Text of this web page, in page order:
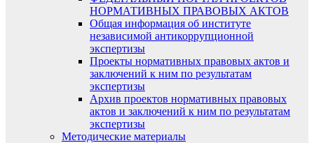
НОРМАТИВНЫХ ПРАВОВЫХ АКТОВ
Общая информация об институте
независимой антикоррупционной
экспертизы
Проекты нормативных правовых актов и
заключений к ним по результатам
экспертизы
Архив проектов нормативных правовых
актов и заключений к ним по результатам
экспертизы
Методические материалы